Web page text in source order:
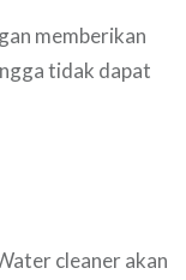
memberikan
tidak dapat
cleaner akan